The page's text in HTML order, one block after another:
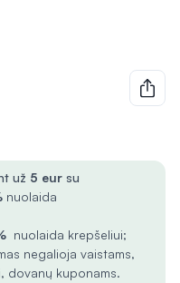
už 5 eur su
nuolaida
nuolaida krepšeliui;
negalioja vaistams,
dovanų kuponams.